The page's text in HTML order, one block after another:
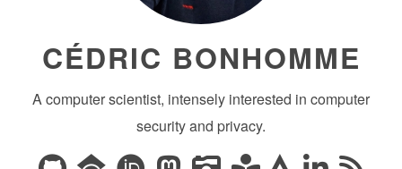
CÉDRIC BONHOMME
A computer scientist, intensely interested in computer
security and privacy.